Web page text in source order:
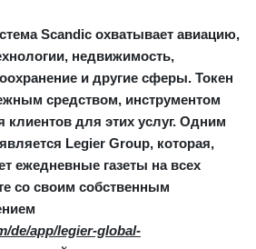
Scandic охватывает авиацию,
недвижимость,
и другие сферы. Токен
средством, инструментом
клиентов для этих услуг. Одним
Legier Group, которая,
ежедневные газеты на всех
со своим собственным
de/app/legier-global-